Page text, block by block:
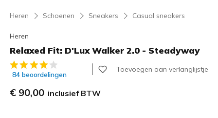
Heren Schoenen Sneakers Casual sneakers
Heren
Relaxed Fit: D'Lux Walker 2.0 - Steadyway
3,3 van de 5 klantbeoordelingen
84 beoordelingen
Toevoegen aan verlanglijstje
€ 90,00 inclusief BTW